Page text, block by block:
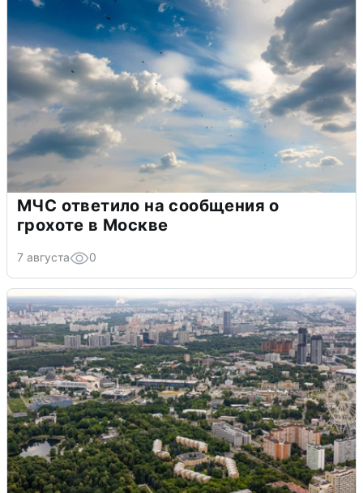
МЧС ответило на сообщения о
грохоте в Москве
7 августа 0